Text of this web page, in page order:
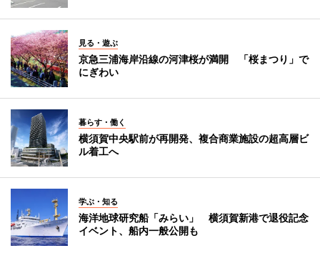
見る・遊ぶ
京急三浦海岸沿線の河津桜が満開 「桜まつり」で
にぎわい
暮らす・働く
横須賀中央駅前が再開発、複合商業施設の超高層ビ
ル着工へ
学ぶ・知る
海洋地球研究船「みらい」 横須賀新港で退役記念
イベント、船内一般公開も